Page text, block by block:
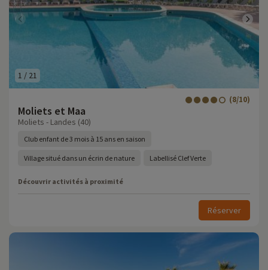
1 / 21
Moliets et Maa
(8/10)
Moliets - Landes (40)
Club enfant de 3 mois à 15 ans en saison
Village situé dans un écrin de nature Labellisé Clef Verte
Découvrir activités à proximité
Réserver